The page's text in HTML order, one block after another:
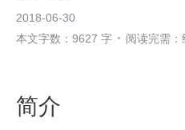
2018-06-30
本文字数：9627 字
阅读完需
简介